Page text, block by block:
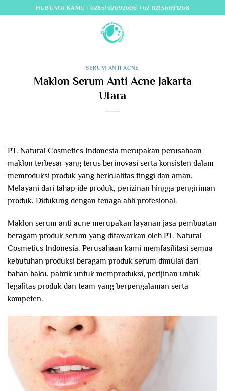
to
HUBUNGI KAMI: +6285162692606 +62 82136691268
SERUM ANTI ACNE
Maklon Serum Anti Acne Jakarta
Utara
PT. Natural Cosmetics Indonesia merupakan perusahaan
maklon terbesar yang terus berinovasi serta konsisten dalam
memroduksi produk yang berkualitas tinggi dan aman.
Melayani dari tahap ide produk, perizinan hingga pengiriman
produk. Didukung dengan tenaga ahli profesional.
Maklon serum anti acne merupakan layanan jasa pembuatan
beragam produk serum yang ditawarkan oleh PT. Natural
Cosmetics Indonesia. Perusahaan kami memfasilitasi semua
kebutuhan produksi beragam produk serum dimulai dari
bahan baku, pabrik untuk memproduksi, perijinan untuk
legalitas produk dan team yang berpengalaman serta
kompeten.